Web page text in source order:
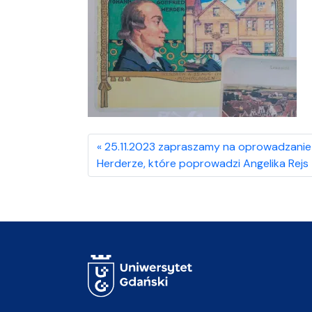
25.11.2023 zapraszamy na
Herderze, które poprowadzi Angelika Rejs